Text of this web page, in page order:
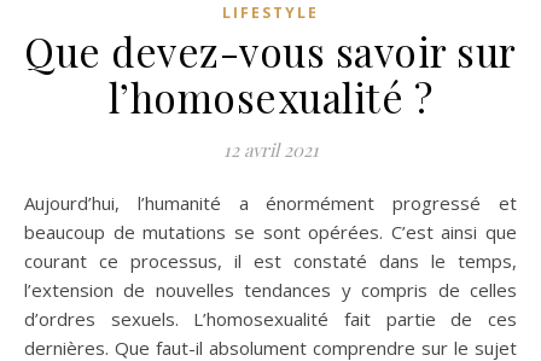
LIFESTYLE
Que devez-vous savoir sur
l’homosexualité ?
12 avril 2021
Aujourd’hui, l’humanité a énormément progressé et
beaucoup de mutations se sont opérées. C’est ainsi que
courant ce processus, il est constaté dans le temps,
l’extension de nouvelles tendances y compris de celles
d’ordres sexuels. L’homosexualité fait partie de ces
dernières. Que faut-il absolument comprendre sur le sujet